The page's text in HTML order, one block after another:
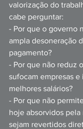
valorização do
cabe perguntar:
- Por que o governo
ampla desoneração
pagamento?
- Por que não reduz
sufocam empresas e
melhores salários?
- Por que não
hoje absorvidos
sejam revertidos